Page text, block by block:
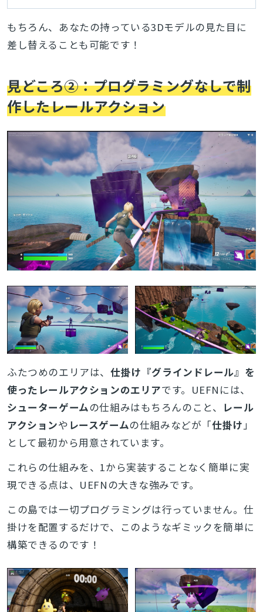
を配布します。キャラ
クター設定も明らか
に！
もちろん、あなたの持っている3Dモデルの見た目に
差し替えることも可能です！
見どころ②：プログラミングなしで制
作したレールアクション
ふたつめのエリアは、 仕掛け『グラインドレール』を
使ったレールアクションのエリアです。UEFNには、
シューターゲームの仕組みはもちろんのこと、
レール
アクションや レースゲームの仕組みなどが「仕掛け 」
として最初から用意されています。
これらの仕組みを、1から実装することなく簡単に実
現できる点は、UEFNの大きな強みです。
この島では一切プログラミングは行っていません。仕
掛けを配置するだけで、このようなギミックを簡単に
構築できるのです！